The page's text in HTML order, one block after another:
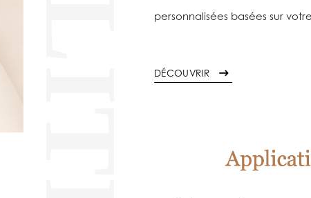
personnalisées basées sur
DÉCOUVRIR